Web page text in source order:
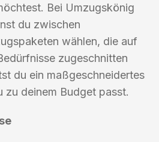
Bei Umzugskönig
du zwischen
wählen, die auf
zugeschnitten
du ein maßgeschneidertes
zu deinem Budget passt.